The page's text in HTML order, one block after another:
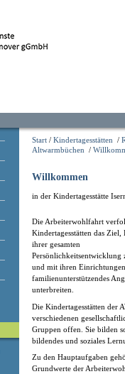
Start / Kindertagesstätten /
Altwarmbüchen /
Willkommen
in der Kindertagesstätte
Die Arbeiterwohlfahrt
Kindertagesstätten das
ihrer gesamten
Persönlichkeitsentwicklung
und mit ihren
familienunterstützendes
unterbreiten.
Die Kindertagesstätten der
verschiedenen
Gruppen offen. Sie bilden
bildendes und soziales
Zu den Hauptaufgaben
Grundwerte der